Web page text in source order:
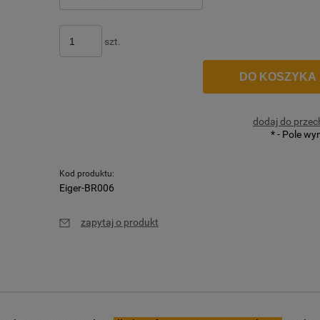
szt.
DO KOSZYKA
dodaj do
*- Pole
Kod produktu:
Eiger-BR006
zapytaj o produkt